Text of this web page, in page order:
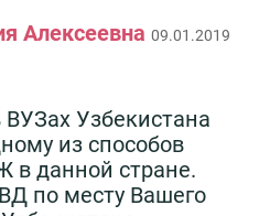
Алексеевна 09.01.2019
Узбекистана
из способов
в данной стране.
по месту Вашего